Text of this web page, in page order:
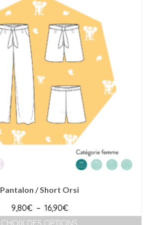
variations.
options
peuvent
être
choisies
la
page
produit
Pantalon / Short Orsi
9,80€ – 16,90€Plage
de
CHOIX DES OPTIONS